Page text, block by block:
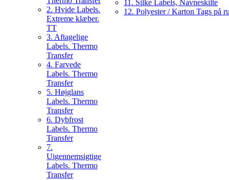
2. Hvide Labels.
Extreme klæber.
TT
3. Aftagelige
Labels. Thermo
Transfer
4. Farvede
Labels. Thermo
Transfer
5. Højglans
Labels. Thermo
Transfer
6. Dybfrost
Labels. Thermo
Transfer
7.
Uigennemsigtige
Labels. Thermo
Transfer
11. Silke Labels, Navneskilte
12. Polyester / Karton Tags på